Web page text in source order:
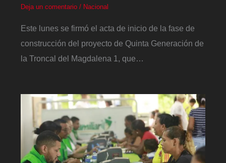
Deja un comentario / Nacional
Este lunes se firmó el acta de inicio de la fase de
construcción del proyecto de Quinta Generación de
la Troncal del Magdalena 1, que…